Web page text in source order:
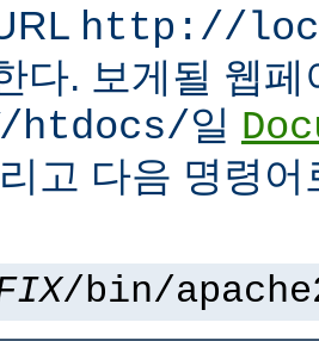
http://
다. 보게될 웹
/htdocs/일
고 다음 명령
/bin/